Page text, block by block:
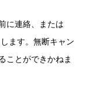
に連絡、または
ます。無断キャン
ことができかねま